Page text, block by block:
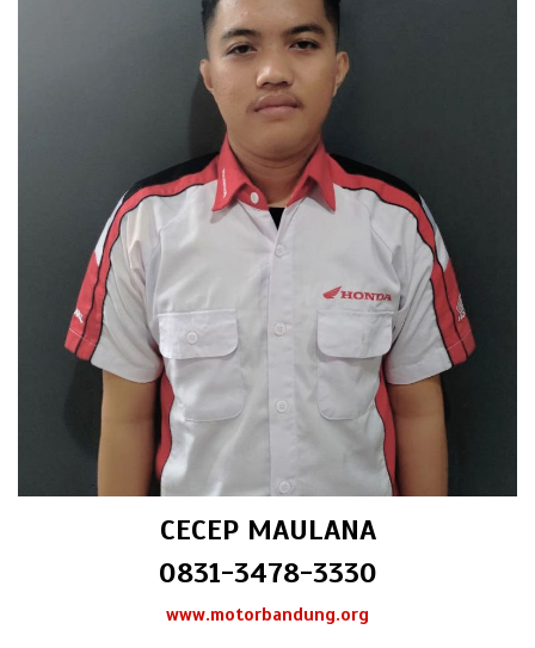
CECEP MAULANA
0831-3478-3330
www.motorbandung.org